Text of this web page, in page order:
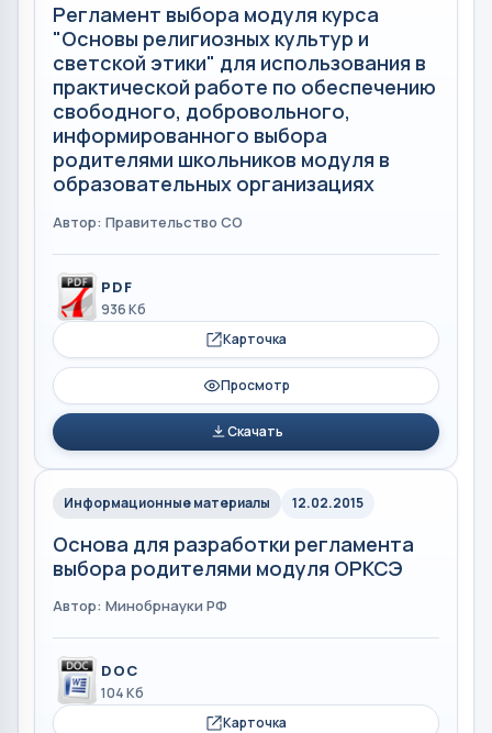
Регламент выбора модуля курса
"Основы религиозных культур и
светской этики" для использования в
практической работе по обеспечению
свободного, добровольного,
информированного выбора
родителями школьников модуля в
образовательных организациях
Автор: Правительство СО
PDF
936 Кб
Карточка
Просмотр
Скачать
Информационные материалы 12.02.2015
Основа для разработки регламента
выбора родителями модуля ОРКСЭ
Автор: Минобрнауки РФ
DOC
104 Кб
Карточка